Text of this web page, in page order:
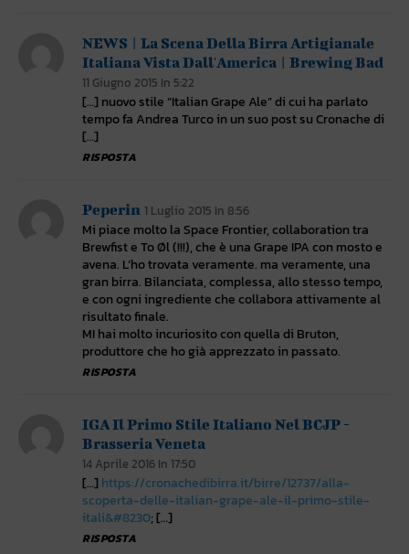
NEWS | La Scena Della Birra Artigianale
Italiana Vista Dall'America | Brewing Bad
11 Giugno 2015 In 5:22
[…] nuovo stile “Italian Grape Ale” di cui ha parlato
tempo fa Andrea Turco in un suo post su Cronache di
[…]
RISPOSTA
Peperin 1 Luglio 2015 In 8:56
Mi piace molto la Space Frontier, collaboration tra
Brewfist e To Øl (!!!), che è una Grape IPA con mosto e
avena. L’ho trovata veramente. ma veramente, una
gran birra. Bilanciata, complessa, allo stesso tempo,
e con ogni ingrediente che collabora attivamente al
risultato finale.
MI hai molto incuriosito con quella di Bruton,
produttore che ho già apprezzato in passato.
RISPOSTA
IGA Il Primo Stile Italiano Nel BCJP -
Brasseria Veneta
14 Aprile 2016 In 17:50
[…]https://cronachedibirra.it/birre/12737/alla-
scoperta-delle-italian-grape-ale-il-primo-stile-
itali&#8230; […]
RISPOSTA